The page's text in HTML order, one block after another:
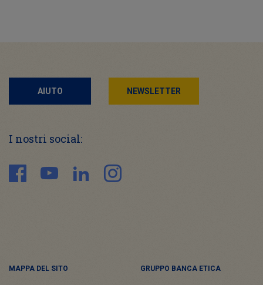
AIUTO NEWSLETTER
I nostri social:
MAPPA DEL SITO GRUPPO BANCA ETICA